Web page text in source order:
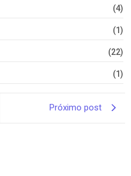
(4)
(1)
(22)
(1)
Próximo post